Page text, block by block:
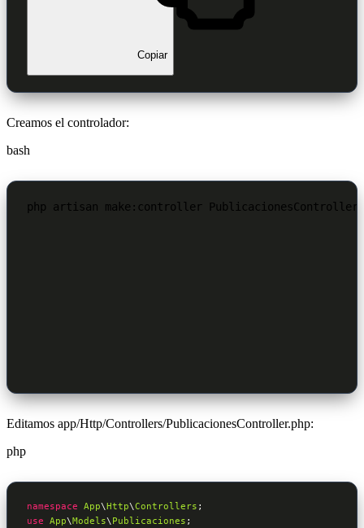
Copiar
Creamos el controlador:
bash
php artisan make:controller PublicacionesController
Editamos app/Http/Controllers/PublicacionesController.php:
php
namespace App\Http\Controllers
use App\Models\ Publicaciones